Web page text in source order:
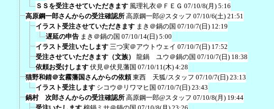
ＳＳを受注させていただきます 風理礼衣＠ＦＥＧ 07/10/8(月) 5:16
高原鋼一郎さんからの受注確認所 高原鋼一郎@スタッフ 07/10/6(土) 21:51
イラスト受注させていただきます まき＠鍋の国 07/10/7(日) 12:19
遅延の申告 まき＠鍋の国 07/10/14(日) 5:00
イラスト受注いたします 三つ実＠アウトウェイ 07/10/7(日) 17:52
受注させていただきます（文族）
龍鍋 ユウ＠鍋の国 07/10/7(日) 18:38
依頼お受けします 伏見＠伏見藩国 07/10/11(木) 4:28
猫野和錆＠玄霧藩国さんからの依頼 東西 天狐/スタッフ 07/10/7(日) 23:13
イラスト受注します シコウ＠リワマヒ国 07/10/7(日) 23:43
鍋村 次郎さんからの受注確認所 高原鋼一郎@スタッフ 07/10/8(月) 19:44